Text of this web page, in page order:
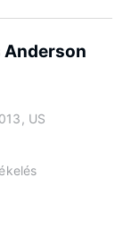
Anderson
US